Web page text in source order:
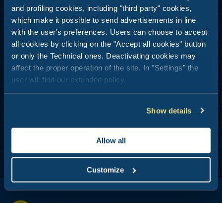
and profiling cookies, including "third party" cookies,
which make it possible to send advertisements in line
with the user's preferences. Users can choose to accept
all cookies by clicking on the "Accept all cookies" button
or only the Technical ones. Deactivating cookies may
affect the proper operation of the site. In "Settings" the
user will find our extended policy.
Show details
Allow all
Customize
Verzenden
TOEGEWIJDE PROMO'S -
GEGEVENSVERWERKING EN -ANALYSE